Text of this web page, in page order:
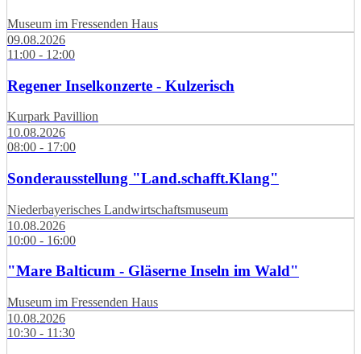
Museum im Fressenden Haus
09.08.2026
11:00 - 12:00
Regener Inselkonzerte - Kulzerisch
Kurpark Pavillion
10.08.2026
08:00 - 17:00
Sonderausstellung "Land.schafft.Klang"
Niederbayerisches Landwirtschaftsmuseum
10.08.2026
10:00 - 16:00
"Mare Balticum - Gläserne Inseln im Wald"
Museum im Fressenden Haus
10.08.2026
10:30 - 11:30